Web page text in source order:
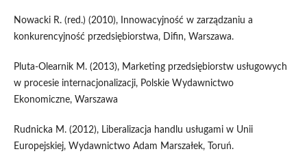
Nowacki R. (red.) (2010), Innowacyjność w zarządzaniu a
konkurencyjność przedsiębiorstwa, Difin, Warszawa.
Pluta‑Olearnik M. (2013), Marketing przedsiębiorstw usługowych
w procesie internacjonalizacji, Polskie Wydawnictwo
Ekonomiczne, Warszawa
Rudnicka M. (2012), Liberalizacja handlu usługami w Unii
Europejskiej, Wydawnictwo Adam Marszałek, Toruń.